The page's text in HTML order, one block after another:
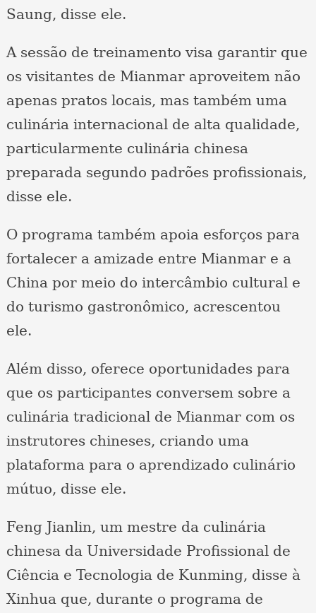
Saung, disse ele.
A sessão de treinamento visa garantir que
os visitantes de Mianmar aproveitem não
apenas pratos locais, mas também uma
culinária internacional de alta qualidade,
particularmente culinária chinesa
preparada segundo padrões profissionais,
disse ele.
O programa também apoia esforços para
fortalecer a amizade entre Mianmar e a
China por meio do intercâmbio cultural e
do turismo gastronômico, acrescentou
ele.
Além disso, oferece oportunidades para
que os participantes conversem sobre a
culinária tradicional de Mianmar com os
instrutores chineses, criando uma
plataforma para o aprendizado culinário
mútuo, disse ele.
Feng Jianlin, um mestre da culinária
chinesa da Universidade Profissional de
Ciência e Tecnologia de Kunming, disse à
Xinhua que, durante o programa de